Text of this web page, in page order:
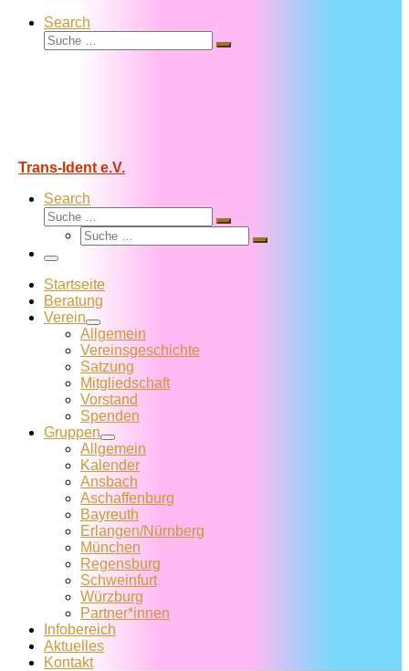
Search
Suche
Suche
Trans-Ident e.V.
Search
Suche
Suche
Suche
Suche
Menü
Startseite
Beratung
Verein
Allgemein
Vereins­geschichte
Satzung
Mitglied­schaft
Vorstand
Spenden
Gruppen
Allgemein
Kalender
Ansbach
Aschaffenburg
Bayreuth
Erlangen/Nürnberg
München
Regensburg
Schweinfurt
Würzburg
Partner*innen
Infobereich
Aktuelles
Kontakt